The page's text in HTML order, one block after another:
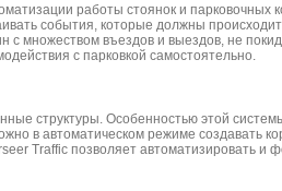
работы стоянок и парковочных
события, которые должны
множеством въездов и выездов, не
с парковкой самостоятельно.
структуры. Особенностью этой
в автоматическом режиме
Traffic позволяет автоматизировать